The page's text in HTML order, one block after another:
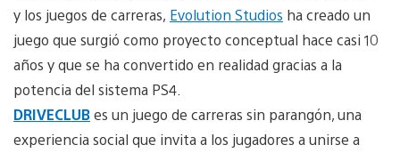
y los juegos de carreras, Evolution Studios ha creado un
juego que surgió como proyecto conceptual hace casi 10
años y que se ha convertido en realidad gracias a la
potencia del sistema PS4.
DRIVECLUBes un juego de carreras sin parangón, una
experiencia social que invita a los jugadores a unirse a